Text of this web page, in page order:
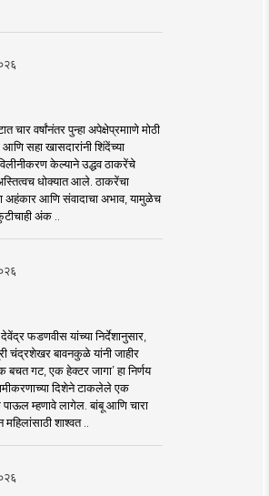
चार वर्षांनंतर पुन्हा अपेक्षेप्रमााणे मोठी
सहा खासदारांनी शिंदेंच्या
केल्याने उद्धव ठाकरेंचे
धोक्यात आले. ठाकरेंचा
अहंकार आणि संवादाचा अभाव, यामुळेच
अंक ..
फडणवीस यांच्या निर्देशानुसार,
चंद्रशेखर बावनकुळे यांनी जाहीर
गट, एक हेक्टर जागा’ हा निर्णय
दिशेने टाकलेले एक
पाऊल म्हणावे लागेल. बांबू आणि चारा
शाश्वत ..